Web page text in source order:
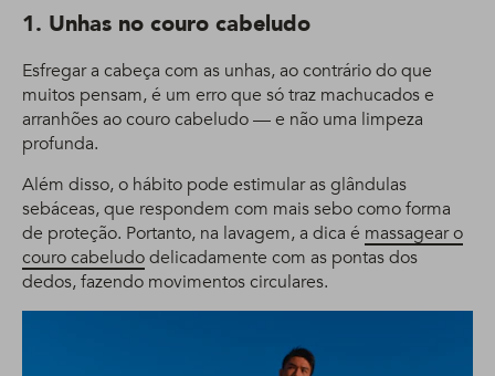
1. Unhas no couro cabeludo
Esfregar a cabeça com as unhas, ao contrário do que
muitos pensam, é um erro que só traz machucados e
arranhões ao couro cabeludo — e não uma limpeza
profunda.
Além disso, o hábito pode estimular as glândulas
sebáceas, que respondem com mais sebo como forma
de proteção. Portanto, na lavagem, a dica é massagear o
couro cabeludodelicadamente com as pontas dos
dedos, fazendo movimentos circulares.